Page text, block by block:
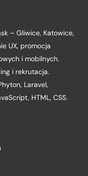
– Gliwice, Katowice,
UX, promocja
i mobilnych.
i rekrutacja.
Laravel,
HTML, CSS.